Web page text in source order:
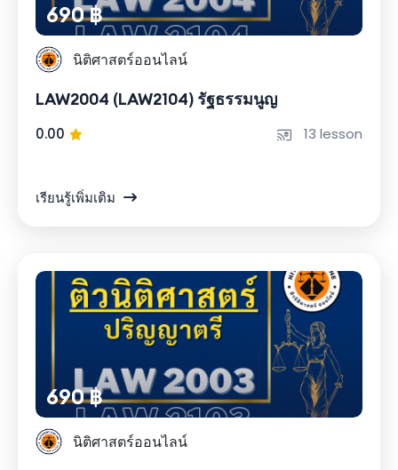
690 ฿
นิติศาสตร์ออนไลน์
LAW2004 (LAW2104) รัฐธรรมนูญ
0.00 13 lesson
เรียนรู้เพิ่มเติม
690 ฿
นิติศาสตร์ออนไลน์